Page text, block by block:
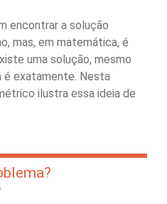
encontrar a solução
mas, em matemática, é
uma solução, mesmo
é exatamente. Nesta
ilustra essa ideia de